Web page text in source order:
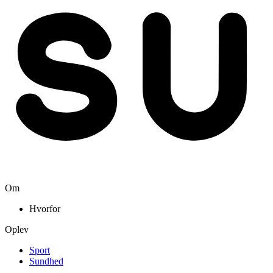
Om
Hvorfor
Oplev
Sport
Sundhed